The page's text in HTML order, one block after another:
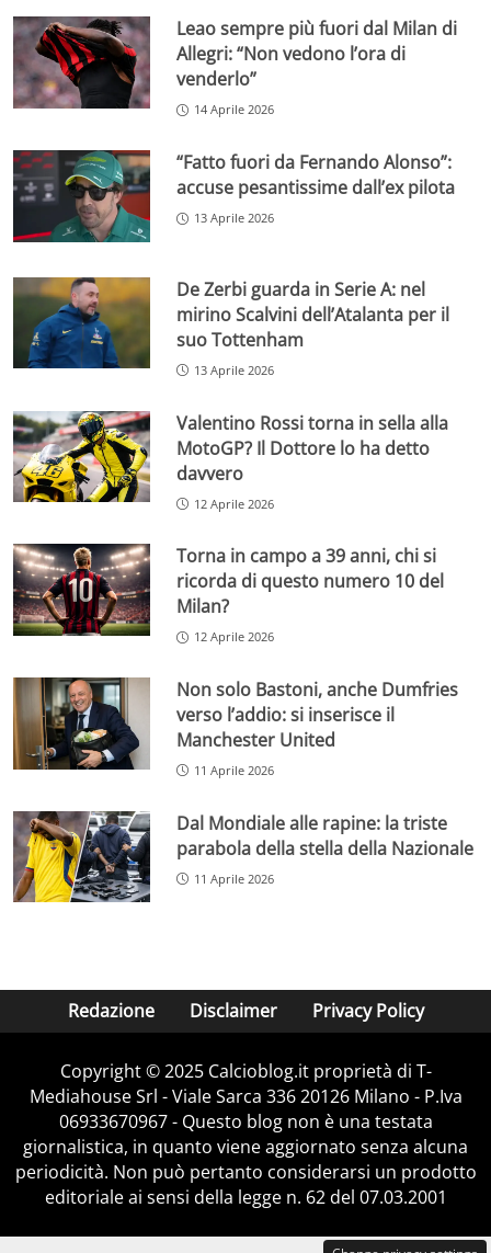
Leao sempre più fuori dal Milan di
Allegri: “Non vedono l’ora di
venderlo”
14 Aprile 2026
“Fatto fuori da Fernando Alonso”:
accuse pesantissime dall’ex pilota
13 Aprile 2026
De Zerbi guarda in Serie A: nel
mirino Scalvini dell’Atalanta per il
suo Tottenham
13 Aprile 2026
Valentino Rossi torna in sella alla
MotoGP? Il Dottore lo ha detto
davvero
12 Aprile 2026
Torna in campo a 39 anni, chi si
ricorda di questo numero 10 del
Milan?
12 Aprile 2026
Non solo Bastoni, anche Dumfries
verso l’addio: si inserisce il
Manchester United
11 Aprile 2026
Dal Mondiale alle rapine: la triste
parabola della stella della Nazionale
11 Aprile 2026
Redazione Disclaimer Privacy Policy
Copyright © 2025 Calcioblog.it proprietà di T-
Mediahouse Srl - Viale Sarca 336 20126 Milano - P.Iva
06933670967 - Questo blog non è una testata
giornalistica, in quanto viene aggiornato senza alcuna
periodicità. Non può pertanto considerarsi un prodotto
editoriale ai sensi della legge n. 62 del 07.03.2001